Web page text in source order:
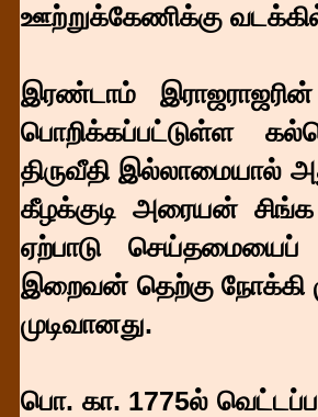
ஊற்றுக்கேணிக்கு
இரண்டாம்
பொறிக்கப்பட்டுள்ள
திருவீதி இல்லாமையால்
கீழக்குடி அரையன் சிங்க
ஏற்பாடு செய்தமையைப்
இறைவன் தெற்கு நோக்கி
முடிவானது.
பொ. கா. 1775ல்